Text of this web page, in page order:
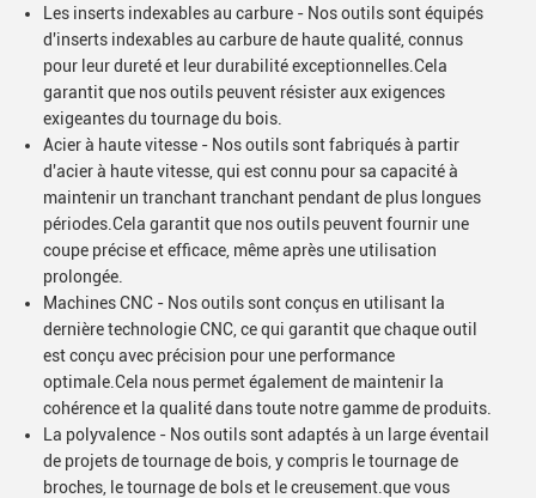
Les inserts indexables au carbure - Nos outils sont équipés
d'inserts indexables au carbure de haute qualité, connus
pour leur dureté et leur durabilité exceptionnelles.Cela
garantit que nos outils peuvent résister aux exigences
exigeantes du tournage du bois.
Acier à haute vitesse - Nos outils sont fabriqués à partir
d'acier à haute vitesse, qui est connu pour sa capacité à
maintenir un tranchant tranchant pendant de plus longues
périodes.Cela garantit que nos outils peuvent fournir une
coupe précise et efficace, même après une utilisation
prolongée.
Machines CNC - Nos outils sont conçus en utilisant la
dernière technologie CNC, ce qui garantit que chaque outil
est conçu avec précision pour une performance
optimale.Cela nous permet également de maintenir la
cohérence et la qualité dans toute notre gamme de produits.
La polyvalence - Nos outils sont adaptés à un large éventail
de projets de tournage de bois, y compris le tournage de
broches, le tournage de bols et le creusement.que vous